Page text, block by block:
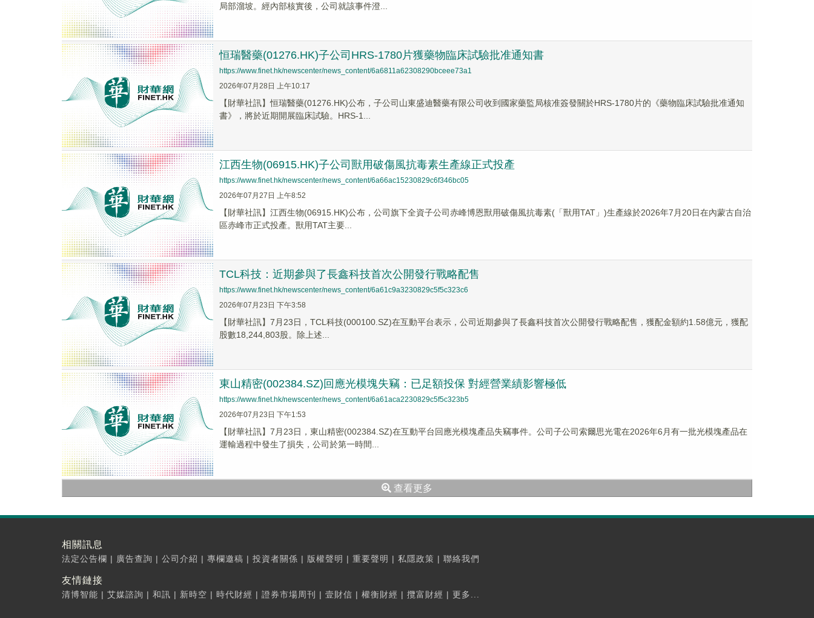
局部溜坡。經內部核實後，公司就該事件澄...
恒瑞醫藥(01276.HK)子公司HRS-1780片獲藥物臨床試驗批准通知書
https://www.finet.hk/newscenter/news_content/6a6811a62308290bceee73a1
2026年07月28日 上午10:17
【財華社訊】恒瑞醫藥(01276.HK)公布，子公司山東盛迪醫藥有限公司收到國家藥監局核准簽發關於HRS-1780片的《藥物臨床試驗批准通知
書》，將於近期開展臨床試驗。HRS-1...
江西生物(06915.HK)子公司獸用破傷風抗毒素生產線正式投產
https://www.finet.hk/newscenter/news_content/6a66ac15230829c6f346bc05
2026年07月27日 上午8:52
【財華社訊】江西生物(06915.HK)公布，公司旗下全資子公司赤峰博恩獸用破傷風抗毒素(「獸用TAT」)生產線於2026年7月20日在內蒙古自治
區赤峰市正式投產。獸用TAT主要...
TCL科技：近期參與了長鑫科技首次公開發行戰略配售
https://www.finet.hk/newscenter/news_content/6a61c9a3230829c5f5c323c6
2026年07月23日 下午3:58
【財華社訊】7月23日，TCL科技(000100.SZ)在互動平台表示，公司近期參與了長鑫科技首次公開發行戰略配售，獲配金額約1.58億元，獲配
股數18,244,803股。除上述...
東山精密(002384.SZ)回應光模塊失竊：已足額投保 對經營業績影響極低
https://www.finet.hk/newscenter/news_content/6a61aca2230829c5f5c323b5
2026年07月23日 下午1:53
【財華社訊】7月23日，東山精密(002384.SZ)在互動平台回應光模塊產品失竊事件。公司子公司索爾思光電在2026年6月有一批光模塊產品在
運輸過程中發生了損失，公司於第一時間...
查看更多
相關訊息
法定公告欄 | 廣告查詢 | 公司介紹 | 專欄邀稿 | 投資者關係 | 版權聲明 | 重要聲明 | 私隱政策 | 聯絡我們
友情鏈接
清博智能 | 艾媒諮詢 | 和訊 | 新時空 | 時代財經 | 證券市場周刊 | 壹財信 | 權衡財經 | 攬富財經 | 更多...